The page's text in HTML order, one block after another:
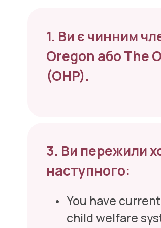
1. Ви є чинним
Oregon або The
(OHP).
3. Ви пережили
наступного:
You have
child welfare